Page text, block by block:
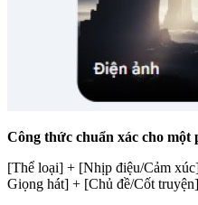
Công thức chuẩn xác cho một
[Thể loại] + [Nhịp điệu/Cảm
Giọng hát] + [Chủ đề/Cốt truyện]